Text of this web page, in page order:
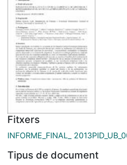
Fitxers
INFORME_FINAL_
Tipus de document